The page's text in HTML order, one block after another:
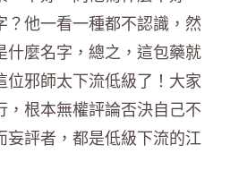
他一看一種都不認識，然
什麼名字，總之，這包藥就
位邪師太下流低級了！大家
，根本無權評論否決自己不
評者，都是低級下流的江